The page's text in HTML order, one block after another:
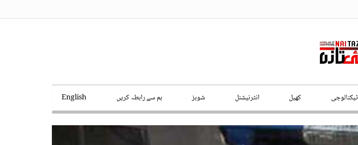
ٹیکنالوجی کھیل انٹرنیشنل شوبز ہم سے رابطہ کریں English